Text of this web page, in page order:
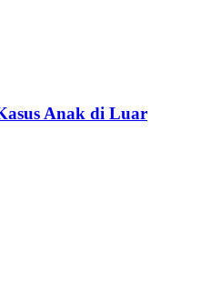
Anak di Luar